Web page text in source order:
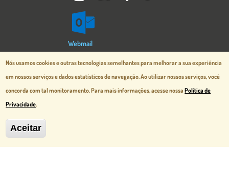
Imagem
Webmail
Imagem
Nós usamos cookies e outras tecnologias semelhantes para melhorar a sua experiência
em nossos serviços e dados estatísticos de navegação.Ao utilizar nossos serviços, você
concorda com tal monitoramento. Para mais informações, acesse nossaPolítica de
Privacidade.
Aceitar